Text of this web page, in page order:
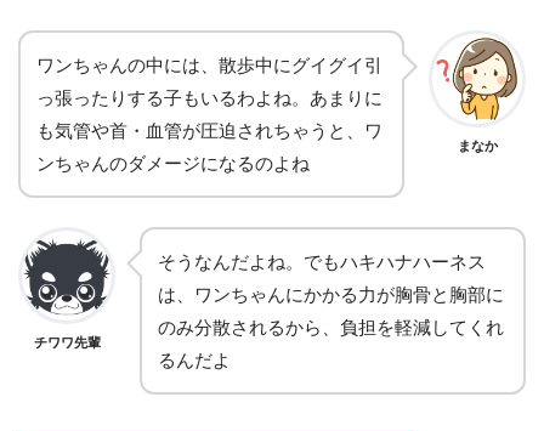
ワンちゃんの中には、散歩中にグイグイ引
っ張ったりする子もいるわよね。あまりに
も気管や首・血管が圧迫されちゃうと、ワ
ンちゃんのダメージになるのよね
まなか
チワワ先輩
そうなんだよね。でもハキハナハーネス
は、ワンちゃんにかかる力が胸骨と胸部に
のみ分散されるから、負担を軽減してくれ
るんだよ